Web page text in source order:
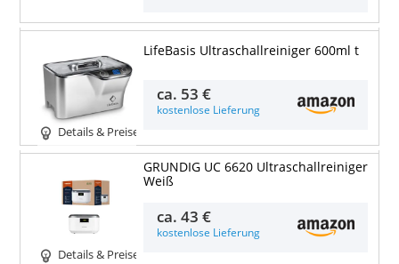
Details & Preise
LifeBasis Ultraschallreiniger 600ml t
ca. 53 €
kostenlose Lieferung
Details & Preise
GRUNDIG UC 6620 Ultraschallreiniger
Weiß
ca.43 €
kostenlose Lieferung